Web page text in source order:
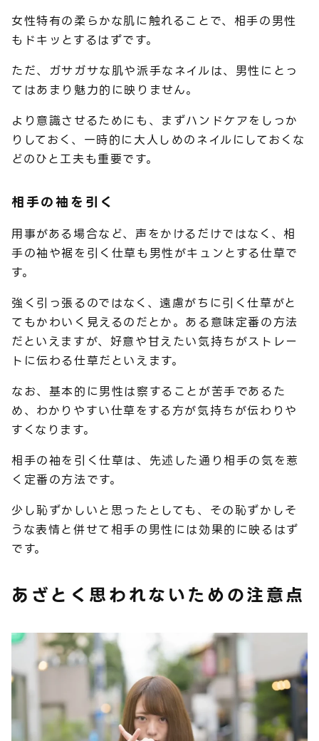
女性特有の柔らかな肌に触れることで、相手の男性
もドキッとするはずです。
ただ、ガサガサな肌や派手なネイルは、男性にとっ
てはあまり魅力的に映りません。
より意識させるためにも、まずハンドケアをしっか
りしておく、一時的に大人しめのネイルにしておくな
どのひと工夫も重要です。
相手の袖を引く
用事がある場合など、声をかけるだけではなく、相
手の袖や裾を引く仕草も男性がキュンとする仕草で
す。
強く引っ張るのではなく、遠慮がちに引く仕草がと
てもかわいく見えるのだとか。ある意味定番の方法
だといえますが、好意や甘えたい気持ちがストレー
トに伝わる仕草だといえます。
なお、基本的に男性は察することが苦手であるた
め、わかりやすい仕草をする方が気持ちが伝わりや
すくなります。
相手の袖を引く仕草は、先述した通り相手の気を惹
く定番の方法です。
少し恥ずかしいと思ったとしても、その恥ずかしそ
うな表情と併せて相手の男性には効果的に映るはず
です。
あざとく思われないための注意点